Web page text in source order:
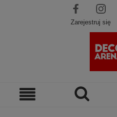
Zarejestruj się